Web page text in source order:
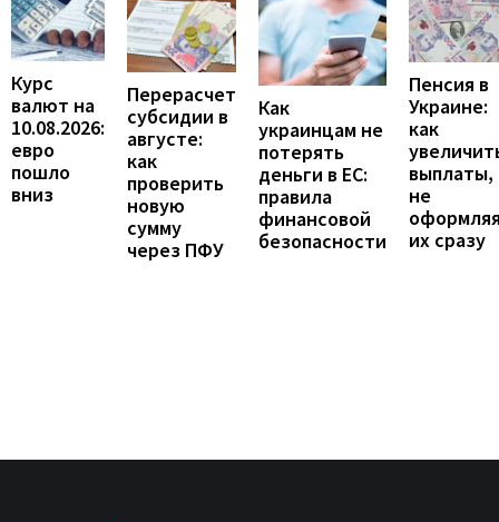
Курс
валют на
10.08.2026:
евро
пошло
вниз
Перерасчет
субсидии в
августе:
как
проверить
новую
сумму
через ПФУ
Как
украинцам не
потерять
деньги в ЕС:
правила
финансовой
безопасности
Пенсия в
Украине:
как
выплаты,
не
их сразу